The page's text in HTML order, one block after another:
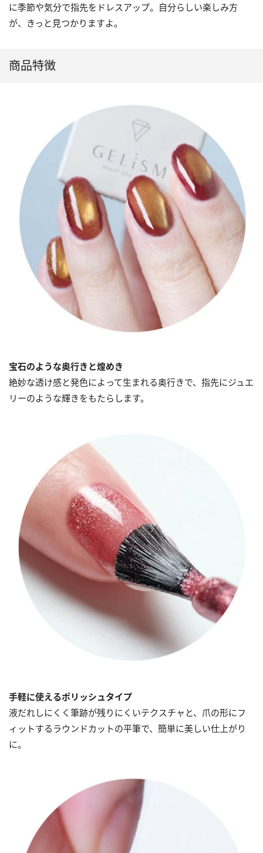
に季節や気分で指先をドレスアップ。自分らしい楽しみ方
が、きっと見つかりますよ。
商品特徴
宝石のような奥行きと煌めき
絶妙な透け感と発色によって生まれる奥行きで、指先にジュエ
リーのような輝きをもたらします。
手軽に使えるポリッシュタイプ
液だれしにくく筆跡が残りにくいテクスチャと、爪の形にフ
ィットするラウンドカットの平筆で、簡単に美しい仕上がり
に。